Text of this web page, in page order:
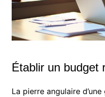
Établir un budget
La pierre angulaire